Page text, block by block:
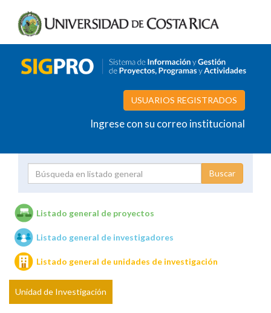
USUARIOS REGISTRADOS
Ingrese con su correo institucional
Unidades de investigación
Listado general de proyectos
Listado general de investigadores
Listado general de unidades de investigación
Unidad de Investigación